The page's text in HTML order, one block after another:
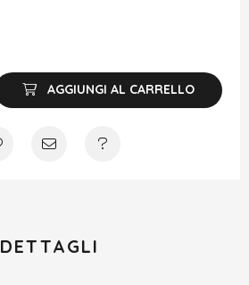
AGGIUNGI AL CARRELLO
DETTAGLI